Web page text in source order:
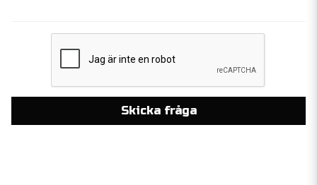
Skicka fråga